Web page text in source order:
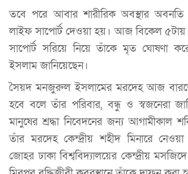
তবে পরে আবার শারীরিক অবস্থার
লাইফ সাপোর্ট দেওয়া হয়। আজ বিকেল ৫টায়
সাপোর্ট সরিয়ে নিয়ে তাঁকে মৃত ঘোষণা
ইসলাম জানিয়েছেন।
সৈয়দ মনজুরুল ইসলামের মরদেহ আজ
হবে বলে তাঁর পরিবার, বন্ধু ও স্বজনেরা
মানুষের শ্রদ্ধা নিবেদনের জন্য আগামীকাল
তাঁর মরদেহ কেন্দ্রীয় শহীদ মিনারে
জোহর ঢাকা বিশ্ববিদ্যালয়ের কেন্দ্রীয়